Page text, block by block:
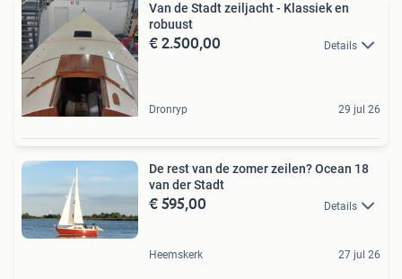
Van de Stadt zeiljacht - Klassiek en
robuust
€ 2.500,00 Details
Dronryp 29 jul 26
De rest van de zomer zeilen? Ocean 18
van der Stadt
€ 595,00 Details
Heemskerk 27 jul 26